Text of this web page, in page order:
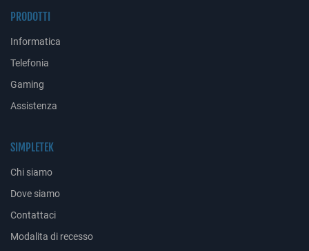
PRODOTTI
Informatica
Telefonia
Gaming
Assistenza
SIMPLETEK
Chi siamo
Dove siamo
Contattaci
Modalita di recesso